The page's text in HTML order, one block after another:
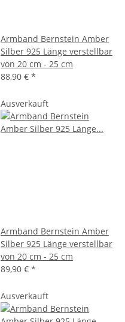
Armband Bernstein Amber
Silber 925 Länge verstellbar
von 20 cm - 25 cm
88,90 € *
Ausverkauft
Armband Bernstein Amber
Silber 925 Länge verstellbar
von 20 cm - 25 cm
89,90 € *
Ausverkauft